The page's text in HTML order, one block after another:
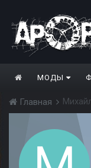
МОДЫ
Главная